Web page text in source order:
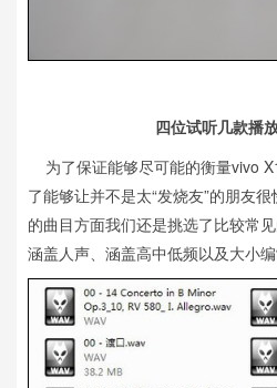
四位试听几款播
为了保证能够尽可能的衡量vivo
了能够让并不是太“发烧友”的朋友
的曲目方面我们还是挑选了比较常
涵盖人声、涵盖高中低频以及大小编